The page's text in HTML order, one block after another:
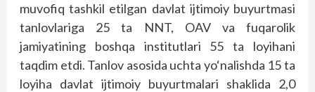
muvofiq tashkil etilgan davlat ijtimoiy buyurtmasi
tanlovlariga 25 ta NNT, OAV va fuqarolik
jamiyatining boshqa institutlari 55 ta loyihani
taqdim etdi. Tanlov asosida uchta yo‘nalishda 15 ta
loyiha davlat ijtimoiy buyurtmalari shaklida 2,0